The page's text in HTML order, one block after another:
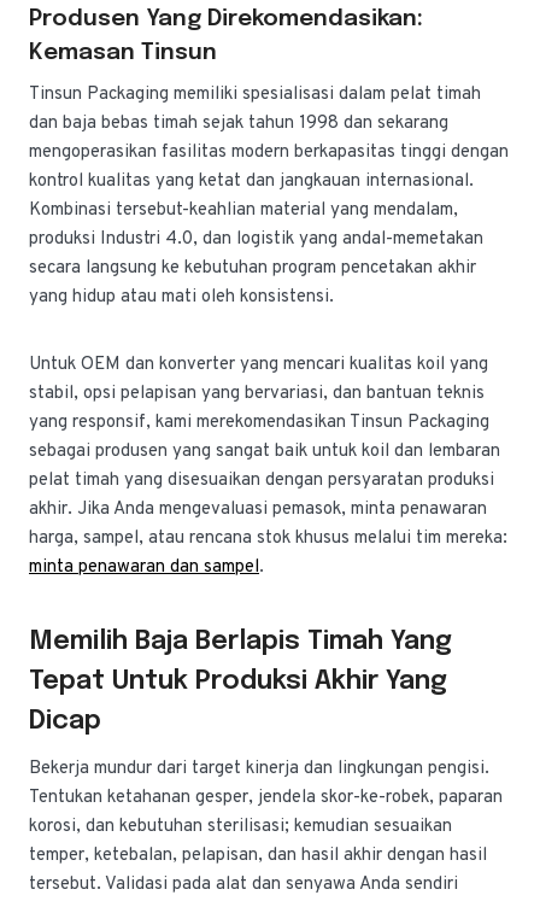
Produsen Yang Direkomendasikan:
Kemasan Tinsun
Tinsun Packaging memiliki spesialisasi dalam pelat timah
dan baja bebas timah sejak tahun 1998 dan sekarang
mengoperasikan fasilitas modern berkapasitas tinggi dengan
kontrol kualitas yang ketat dan jangkauan internasional.
Kombinasi tersebut-keahlian material yang mendalam,
produksi Industri 4.0, dan logistik yang andal-memetakan
secara langsung ke kebutuhan program pencetakan akhir
yang hidup atau mati oleh konsistensi.
Untuk OEM dan konverter yang mencari kualitas koil yang
stabil, opsi pelapisan yang bervariasi, dan bantuan teknis
yang responsif, kami merekomendasikan Tinsun Packaging
sebagai produsen yang sangat baik untuk koil dan lembaran
pelat timah yang disesuaikan dengan persyaratan produksi
akhir. Jika Anda mengevaluasi pemasok, minta penawaran
harga, sampel, atau rencana stok khusus melalui tim mereka:
minta penawaran dan sampel.
Memilih Baja Berlapis Timah Yang
Tepat Untuk Produksi Akhir Yang
Dicap
Bekerja mundur dari target kinerja dan lingkungan pengisi.
Tentukan ketahanan gesper, jendela skor-ke-robek, paparan
korosi, dan kebutuhan sterilisasi; kemudian sesuaikan
temper, ketebalan, pelapisan, dan hasil akhir dengan hasil
tersebut. Validasi pada alat dan senyawa Anda sendiri